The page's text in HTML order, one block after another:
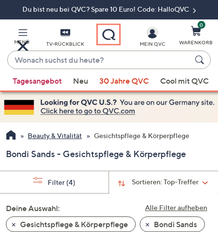
Du bist neu bei QVC? Spare 10 Euro! Code: HalloQVC
MENÜ TV-RÜCKBLICK
Wonach
suchst
du
heute?
Vorschläge
verfügbar
sind,
verwenden
Sie
Pfeiltasten
nach
und
nach
unten
oder
MEIN QVC
0
WARENKORB
Tagesangebot Neu 30 Jahre QVC Cool mit QVC
Beauty & Vitalität Gesichtspflege & Körperpflege
Bondi Sands - Gesichtspflege & Körperpflege
Sortieren:Top-Treffer
Filter (4)
Alle Filter aufheben
Deine Auswahl:
Gesichtspflege & Körperpflege
Bondi Sands